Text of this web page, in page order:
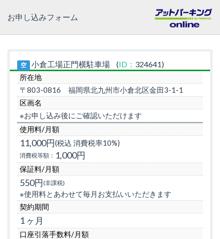
お申し込みフォーム
空 小倉工場正門横駐車場 (ID： 324641)
所在地
〒803-0816
福岡県北九州市小倉北区金田3-1-1
区画名
※お申し込み後にご確認いただけます
使用料/月額
11,000円(税込 消費税率10%)
消費税等額： 1,000円
保証料/月額
550円(非課税)
※使用料とあわせて毎月お支払いいただきます
契約期間
1 ヶ月
口座引落手数料/月額